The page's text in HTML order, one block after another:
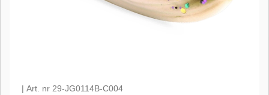
| Art. nr 29-JG0114B-C004